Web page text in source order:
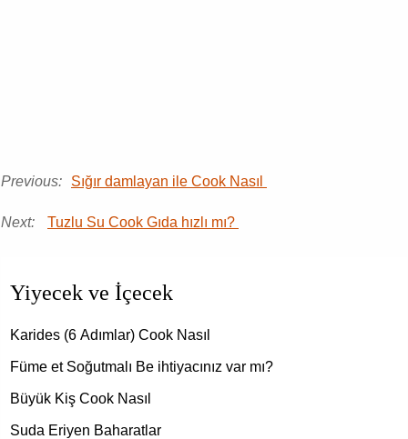
Previous: Sığır damlayan ile Cook Nasıl
Next: Tuzlu Su Cook Gıda hızlı mı?
Yiyecek ve İçecek
Karides (6 Adımlar) Cook Nasıl
Füme et Soğutmalı Be ihtiyacınız var mı?
Büyük Kiş Cook Nasıl
Suda Eriyen Baharatlar